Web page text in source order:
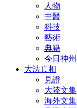
人物
中醫
科技
藝術
典籍
今日神州
大法真相
見證
大陸文集
海外文集